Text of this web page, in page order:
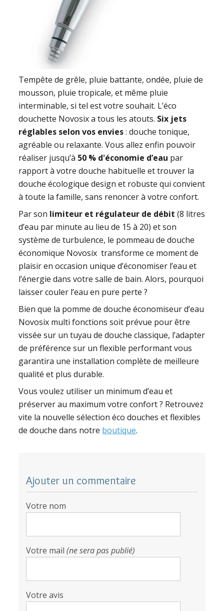
Tempête de grêle, pluie battante, ondée, pluie de
mousson, pluie tropicale, et même pluie
interminable, si tel est votre souhait. L’éco
douchette Novosix a tous les atouts. Six jets
réglables selon vos envies: douche tonique,
agréable ou relaxante. Vous allez enfin pouvoir
réaliser jusqu’à 50 % d'économie d’eau par
rapport à votre douche habituelle et trouver la
douche écologique design et robuste qui convient
à toute la famille, sans renoncer à votre confort.
Par son limiteur et régulateur de débit (8 litres
d’eau par minute au lieu de 15 à 20) et son
système de turbulence, le pommeau de douche
économique Novosix transforme ce moment de
plaisir en occasion unique d’économiser l’eau et
l’énergie dans votre salle de bain. Alors, pourquoi
laisser couler l’eau en pure perte ?
Bien que la pomme de douche économiseur d’eau
Novosix multi fonctions soit prévue pour être
vissée sur un tuyau de douche classique, l’adapter
de préférence sur un flexible performant vous
garantira une installation complète de meilleure
qualité et plus durable.
Vous voulez utiliser un minimum d’eau et
préserver au maximum votre confort ? Retrouvez
vite la nouvelle sélection éco douches et flexibles
de douche dans notre boutique.
Ajouter un commentaire
Votre nom
Votre mail(ne sera pas publié)
Votre avis